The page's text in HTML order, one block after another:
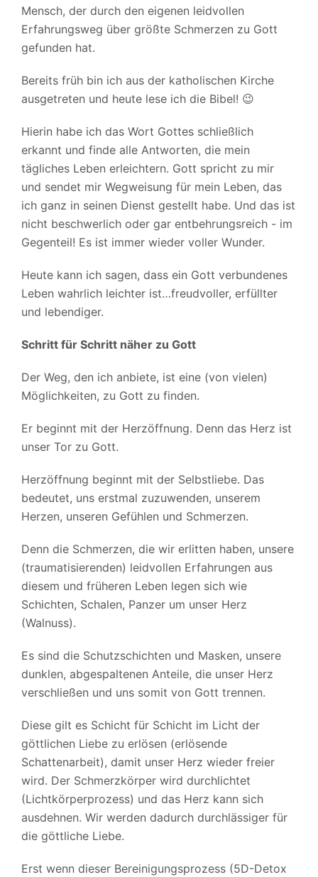
Mensch, der durch den eigenen leidvollen
Erfahrungsweg über größte Schmerzen zu Gott
gefunden hat.
Bereits früh bin ich aus der katholischen Kirche
ausgetreten und heute lese ich die Bibel! 😉
Hierin habe ich das Wort Gottes schließlich
erkannt und finde alle Antworten, die mein
tägliches Leben erleichtern. Gott spricht zu mir
und sendet mir Wegweisung für mein Leben, das
ich ganz in seinen Dienst gestellt habe. Und das ist
nicht beschwerlich oder gar entbehrungsreich - im
Gegenteil! Es ist immer wieder voller Wunder.
Heute kann ich sagen, dass ein Gott verbundenes
Leben wahrlich leichter ist…freudvoller, erfüllter
und lebendiger.
Schritt für Schritt näher zu Gott
Der Weg, den ich anbiete, ist eine (von vielen)
Möglichkeiten, zu Gott zu finden.
Er beginnt mit der Herzöffnung. Denn das Herz ist
unser Tor zu Gott.
Herzöffnung beginnt mit der Selbstliebe. Das
bedeutet, uns erstmal zuzuwenden, unserem
Herzen, unseren Gefühlen und Schmerzen.
Denn die Schmerzen, die wir erlitten haben, unsere
(traumatisierenden) leidvollen Erfahrungen aus
diesem und früheren Leben legen sich wie
Schichten, Schalen, Panzer um unser Herz
(Walnuss).
Es sind die Schutzschichten und Masken, unsere
dunklen, abgespaltenen Anteile, die unser Herz
verschließen und uns somit von Gott trennen.
Diese gilt es Schicht für Schicht im Licht der
göttlichen Liebe zu erlösen (erlösende
Schattenarbeit), damit unser Herz wieder freier
wird. Der Schmerzkörper wird durchlichtet
(Lichtkörperprozess) und das Herz kann sich
ausdehnen. Wir werden dadurch durchlässiger für
die göttliche Liebe.
Erst wenn dieser Bereinigungsprozess (5D-Detox